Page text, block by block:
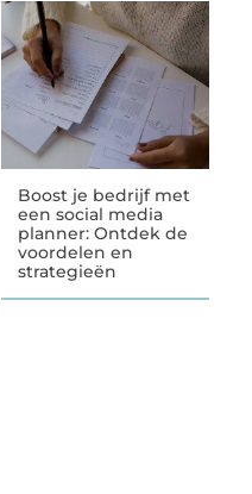
Boost je bedrijf met
een social media
planner: Ontdek de
voordelen en
strategieën